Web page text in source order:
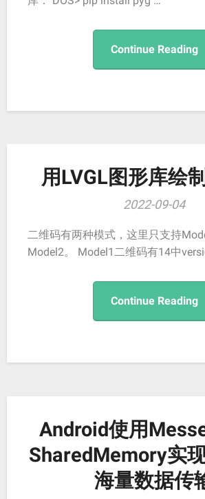
Continue Reading
用LVGL图形库绘
2022-09-04
二维码有两种模式，这里只支持
Model2。 Model1二维码有14中
Continue Reading
Android使用
SharedMemory实
海量数据传